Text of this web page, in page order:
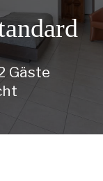
Gäste